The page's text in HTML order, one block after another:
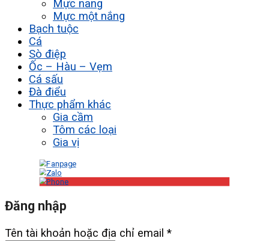
Mực nang
Mực một nắng
Bạch tuộc
Cá
Sò điệp
Ốc – Hàu – Vẹm
Cá sấu
Đà điểu
Thực phẩm khác
Gia cầm
Tôm các loại
Gia vị
Đăng nhập
Tên tài khoản hoặc địa chỉ email *